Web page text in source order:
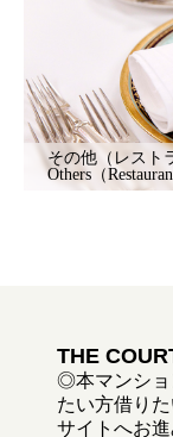
その他（レスト
Others（
THE
◎本マンショ
たい方借り
サイトへお進